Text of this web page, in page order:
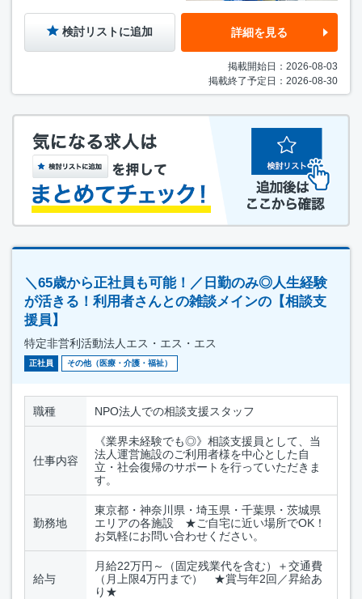
検討リストに追加 詳細を見る
掲載開始日：2026-08-03
掲載終了予定日：2026-08-30
＼65歳から正社員も可能！／日勤のみ◎人生経験
が活きる！利用者さんとの雑談メインの【相談支
援員】
特定非営利活動法人エス・エス・エス
正社員 その他（医療・介護・福祉）
職種 NPO法人での相談支援スタッフ
仕事内容
《業界未経験でも◎》相談支援員として、当
法人運営施設のご利用者様を中心とした自
立・社会復帰のサポートを行っていただきま
す。
勤務地
東京都・神奈川県・埼玉県・千葉県・茨城県
エリアの各施設 ★ご自宅に近い場所でOK！
お気軽にお問い合わせください。
給与
月給22万円～（固定残業代を含む）＋交通費
（月上限4万円まで） ★賞与年2回／昇給あ
り★